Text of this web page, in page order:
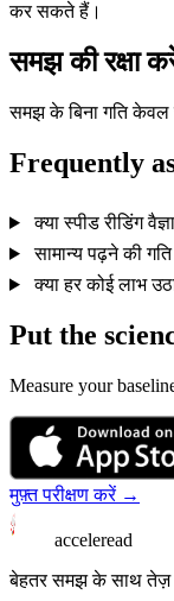
कर सकते हैं।
समझ की रक्षा
समझ के बिना गति केवल
Frequently
क्या स्पीड रीडिंग
सामान्य पढ़ने की गति
क्या हर कोई लाभ
Put the
Measure your
मुफ़्त परीक्षण करें →
acceleread
बेहतर समझ के साथ तेज़